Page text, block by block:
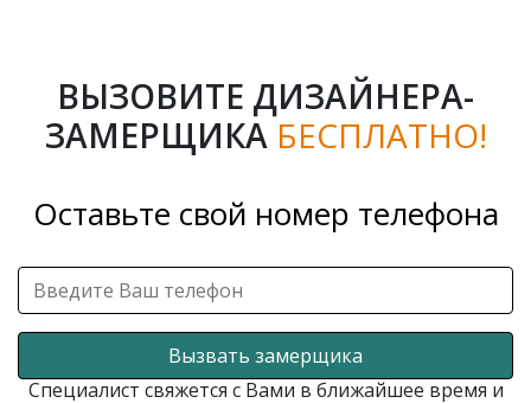
ВЫЗОВИТЕ ДИЗАЙНЕРА-
ЗАМЕРЩИКА БЕСПЛАТНО!
Оставьте свой номер телефона
Вызвать замерщика
Специалист свяжется с Вами в ближайшее время и